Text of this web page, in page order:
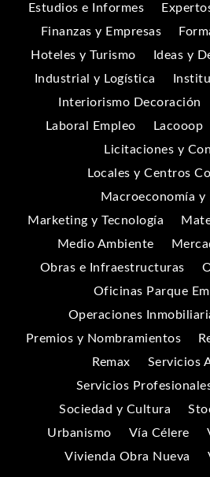
Estudios e Informes
Finanzas y Empresas
Hoteles y Turismo
Ideas y
Industrial y Logística
Interiorismo Decoración
Laboral Empleo
Lacooop
Licitaciones y
Locales y Centros
Macroeconomía y
Marketing y Tecnología
Medio Ambiente
Obras e Infraestructuras
Oficinas Parque
Operaciones
Premios y Nombramientos
Remax
Servicios
Servicios
Sociedad y Cultura
Urbanismo
Vía Célere
Vivienda Obra Nueva